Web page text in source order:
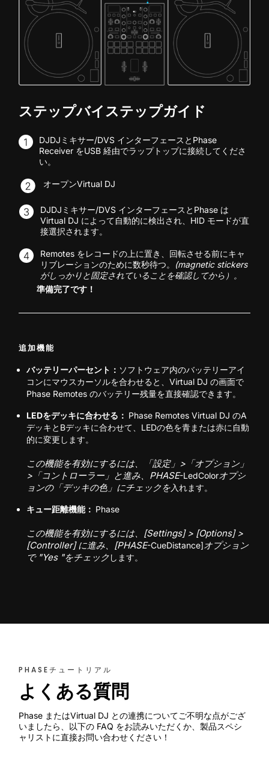
ステップバイステップガイド
DJDJミキサー/DVS インターフェースとPhase
Receiver をUSB 経由でラップトップに接続してくださ
い。
オープンVirtual DJ
DJDJミキサー/DVS インターフェースとPhase は
Virtual DJ によって自動的に検出され、HID モードが直
接選択されます。
Remotes をレコードの上に置き、回転させる前にキャ
リブレーションのために数秒待つ。 (magnetic stickers
がしっかりと固定されていることを確認してから）。
準備完了です！
追加機能
バッテリーパーセント： ソフトウェア内のバッテリーアイ
コンにマウスカーソルを合わせると、Virtual DJ の画面で
Phase Remotes のバッテリー残量を直接確認できます。
LEDをデッキに合わせる： Phase Remotes Virtual DJ のA
デッキとBデッキに合わせて、LEDの色を青または赤に自動
的に変更します。
この機能を有効にするには、「設定」>「オプション」
>「コントローラー」と進み、PHASE-LedColorオプシ
ョンの「デッキの色」にチェックを入れます。
キュー距離機能： Phase
この機能を有効にするには、[Settings] > [Options] >
[Controller] に進み、[PHASE-CueDistance]オプション
で "Yes "をチェックします。
PHASEチュートリアル
よくある質問
Phase またはVirtual DJ との連携についてご不明な点がござ
いましたら、以下の FAQ をお読みいただくか、製品スペシ
ャリストに直接お問い合わせください！